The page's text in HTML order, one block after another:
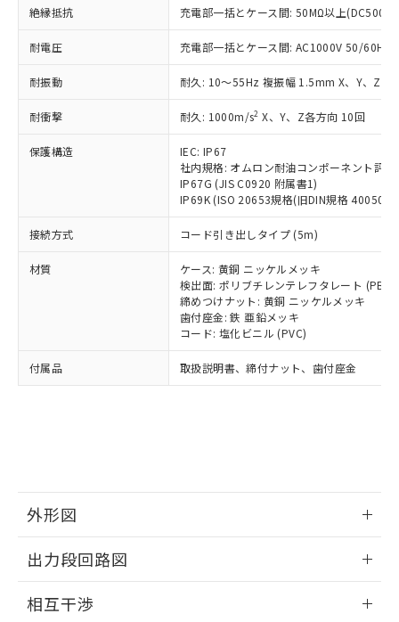
絶縁抵抗 充電部一括とケース間: 50MΩ以上(DC500V
耐電圧 充電部一括とケース間: AC1000V 50/60Hz
耐振動 耐久: 10～55Hz 複振幅 1.5mm X、Y、Z各
耐衝撃 耐久: 1000m/s2 X、Y、Z各方向 10回
保護構造
IEC: IP67
社内規格: オムロン耐油コンポーネント評
IP67G (JIS C0920 附属書1)
IP69K (ISO 20653規格(旧DIN規格 40050
接続方式 コード引き出しタイプ (5m)
材質
ケース: 黄銅 ニッケルメッキ
検出面: ポリブチレンテレフタレート (PBT)
締めつけナット: 黄銅 ニッケルメッキ
歯付座金: 鉄 亜鉛メッキ
コード: 塩化ビニル (PVC)
付属品 取扱説明書、締付ナット、歯付座金
外形図
外形図
出力段回路図
相互干渉
在庫状況および標準価格照会結果は、
記載している更新日時点での社内デー
タに基づき作成されるものであり、閲
覧された時点での実際の在庫および標
準価格とは異なる場合があることをご
正式な納期状況および標準価格はお客
様のお取引先、またはお客様担当のオ
ムロン制御機器販売店・当社販売員に
ご相談ください。
オムロン制御機器販売店や当社販売拠
販売ネットワーク
」をご確認
在庫状況および標準価格結果を当社の
事前の承諾なく第三者に漏洩または開
示しないようお願いします。
マイパーツ機能（部品リスト作成サー
ビス）をご利用いただくには、I-Web
メンバーズにご登録されている必要が
お客様が当ウェブサイト上で当社にご
用者の範囲」に記載されている法人を
指します。
むを得ず変更することがあります。
*EU RoHS指令（10物質）：
鉛(Pb) 1000ppm以下、 水銀(Hg) 1000ppm以下、 カド
ミウム(Cd) 100ppm以下、
六価クロム(Cr(Ⅵ)) 1000ppm以下、ポリ臭化ビフェニル
(PBDE) 1000ppm以下、フタル酸ビス(2-エチルヘキシ
ル) (DEHP)(別名：DOP) 1000ppm以下、フタル酸ブチ
ルベンジル（BBP） 1000ppm以下、フタル酸ジブチル
（DBP） 1000ppm以下、フタル酸ジイソブチル
但し、RoHS指令で産業用監視および制御機器に対する
フタル酸エステル類の４物質については閾値を超える意
図的な使用がないことを確認しています。
部品在庫の切り替え状況などにより、予定
月が前後することがあります。
EU RoHS指令（10物質）の非含有証明書
51物質の非含有証明書（当社基準）
るもので、過去に遡って非含有を証明する
ものではありません。
また、RoHS指令のフタル酸エステル類４
物質の対応では、対応完了までの期間は出
い合わせください。
Cr(Ⅵ)(六価クロム) : 1000ppm、 PBBs(ポリ臭化ビフェ
ニル類) : 1000ppm、 PBDEs(ポリ臭化ジフェニルエーテ
DBP(フタル酸ジブチル) : 1000ppm、 DIBP(フタル酸ジ
イソブチル) : 1000ppm、 BBP(フタル酸ブチルベンジ
DEHP(フタル酸ビス(2-エチルヘキシル)) : 1000ppm
※2 環境保護使用期限
「ｅ」：有害物質（10物質）のすべてが基
準値以下であることを示します。
「10」：通常の使用状況下において有害物
質が外部に漏えいし、環境に深刻な影響を
及ぼさない年数を意味します。
「－」：未確認です。当社販売部門へお問
為替および外国貿易法に定める商品
（以下｢規制貨物等」という）を輸出
または国外への提供する場合は、日本
国政府の輸出許可(または役務取引許
可)を取得するなどの必要な手続きを
当社は規制貨物を破棄する場合は、完
全に破砕するなど、違法に輸出されな
いよう必要な手段を講じます。
当社は貴社製品を、核兵器、ミサイ
ル、化学兵器、生物兵器またはその他
武器並びにこれらの製造装置等に一切
使用いたしません。
当社は、貴社製品を第三者に販売する
場合は、上記1、2および3の内容を当
該第三者に通知します。また当社は、
販売先および販売に係わる関係者が違
法に輸出するおそれがある場合は、取
一定数以上の在庫あり
一定数には満たないが在庫あり
在庫なし(最新の在庫状況につ
いては、お客様のお取引先、ま
たはお客様担当のオムロン制御
機器販売店・当社販売員にご確
認ください)
受注生産機種、また在庫状況の
情報を公開していない機種